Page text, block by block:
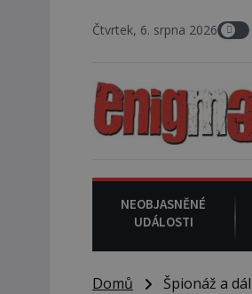
Čtvrtek, 6. srpna 2026
vrchní soudce Joseph F. Crater se 6.
NEOBJASNĚNÉ
UDÁLOSTI
Domů Špionáž a